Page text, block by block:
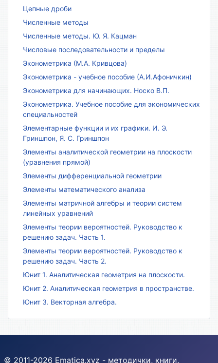
Цепные дроби
Численные методы
Численные методы. Ю. Я. Кацман
Числовые последовательности и пределы
Эконометрика (М.А. Кривцова)
Эконометрика - учебное пособие (А.И.Афоничкин)
Эконометрика для начинающих. Носко В.П.
Эконометрика. Учебное пособие для экономических
специальностей
Элементарные функции и их графики. И. Э.
Гриншпон, Я. С. Гриншпон
Элементы аналитической геометрии на плоскости
(уравнения прямой)
Элементы дифференциальной геометрии
Элементы математического анализа
Элементы матричной алгебры и теории систем
линейных уравнений
Элементы теории вероятностей. Руководство к
решению задач. Часть 1.
Элементы теории вероятностей. Руководство к
решению задач. Часть 2.
Юнит 1. Аналитическая геометрия на плоскости.
Юнит 2. Аналитическая геометрия в пространстве.
Юнит 3. Векторная алгебра.
© 2011-2026 Ematica.xyz - методички, книги,